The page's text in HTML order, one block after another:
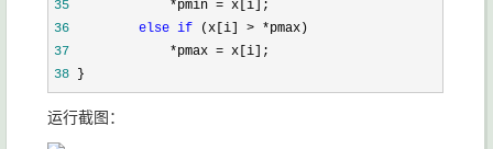
35
             *pmin =
36
else if (x[i] > *
37
             *pmax =
38 }
运行截图：